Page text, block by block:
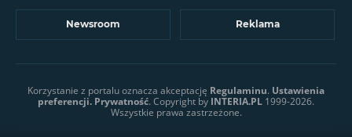
Newsroom Reklama
Korzystanie z portalu oznacza akceptację Regulaminu. Ustawienia
preferencji. Prywatność. Copyright by INTERIA.PL 1999-2026.
Wszystkie prawa zastrzeżone.